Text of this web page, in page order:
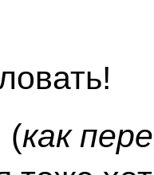
(как